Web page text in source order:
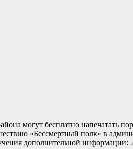
могут бесплатно напечатать
«Бессмертный полк» в
дополнительной информации: